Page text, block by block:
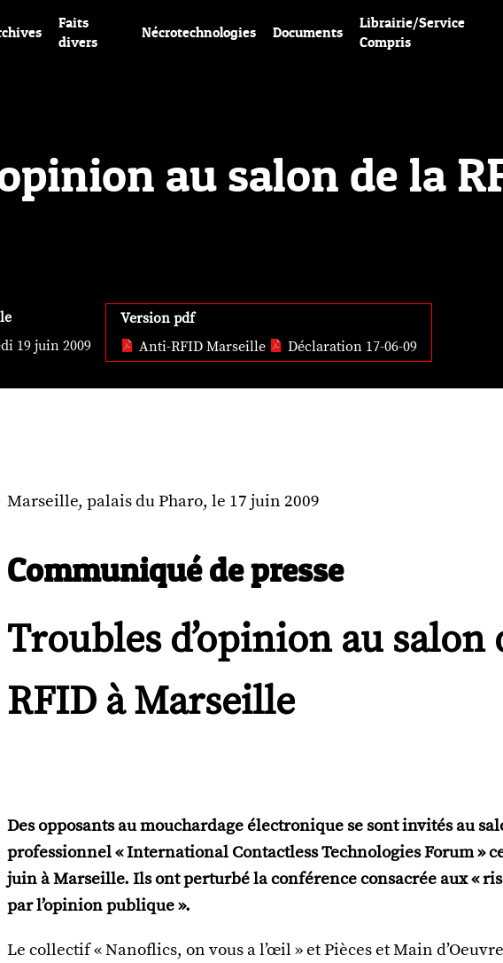
Faits
divers
Nécrotechnologies Documents
Librairie/Service
Compris
au salon de la
19 juin 2009
Version pdf
Anti-RFID Marseille
Déclaration 17-06-09
Marseille, palais du Pharo, le 17 juin 2009
Communiqué de presse
Troubles d’opinion au salon
RFID à Marseille
Des opposants au mouchardage électronique se sont invités au
professionnel « International Contactless Technologies Forum »
juin à Marseille. Ils ont perturbé la conférence consacrée aux «
par l’opinion publique ».
Le collectif « Nanoflics, on vous a l’œil » et Pièces et Main